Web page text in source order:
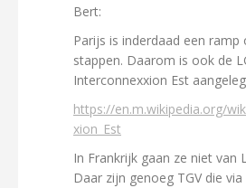
Bert:
Parijs is inderdaad een ramp
stappen. Daarom is ook de
Interconnexxion Est
https://en.m.wikipedia.org/
xion_Est
In Frankrijk gaan ze niet van
Daar zijn genoeg TGV die via